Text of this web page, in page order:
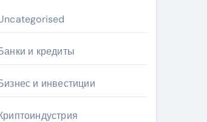
и кредиты
и инвестиции